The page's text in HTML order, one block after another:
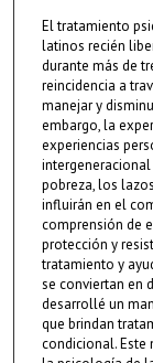
El tratamiento
latinos recién
durante más de
reincidencia a
manejar y
embargo, la
experiencias
pobreza, los
influirán en el
comprensión de
protección y
tratamiento y
se conviertan en
desarrollé un
que brindan
condicional. Este